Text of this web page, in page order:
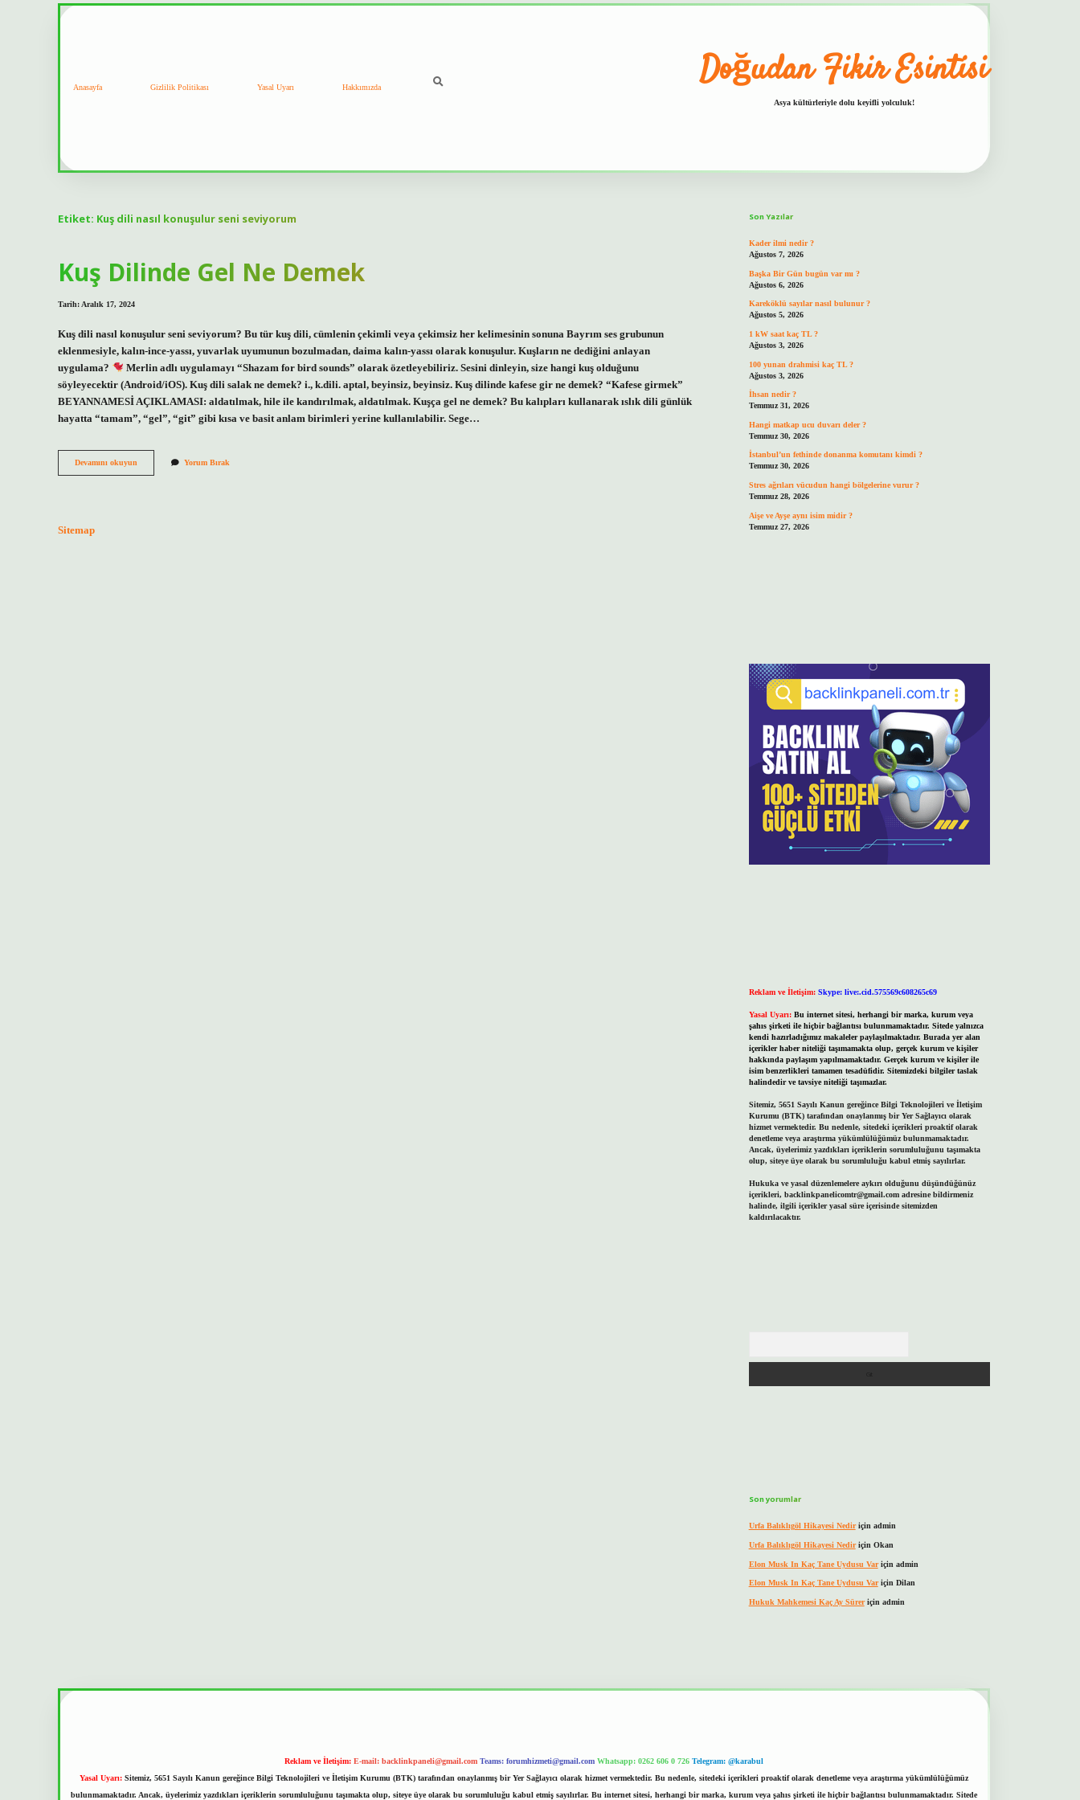
Anasayfa Gizlilik Politikası Yasal Uyarı Hakkımızda Doğudan Fikir Esintisi
Asya kültürleriyle dolu keyifli yolculuk!
Etiket: Kuş dili nasıl konuşulur seni seviyorum
Kuş Dilinde Gel Ne Demek
Tarih: Aralık 17, 2024
Kuş dili nasıl konuşulur seni seviyorum? Bu tür kuş dili, cümlenin çekimli veya çekimsiz her kelimesinin sonuna Bayrım ses grubunun
eklenmesiyle, kalın-ince-yassı, yuvarlak uyumunun bozulmadan, daima kalın-yassı olarak konuşulur. Kuşların ne dediğini anlayan
uygulama?
Merlin adlı uygulamayı “Shazam for bird sounds” olarak özetleyebiliriz. Sesini dinleyin, size hangi kuş olduğunu
söyleyecektir (Android/iOS). Kuş dili salak ne demek? i., k.dili. aptal, beyinsiz, beyinsiz. Kuş dilinde kafese gir ne demek? “Kafese girmek”
BEYANNAMESİ AÇIKLAMASI: aldatılmak, hile ile kandırılmak, aldatılmak. Kuşça gel ne demek? Bu kalıpları kullanarak ıslık dili günlük
hayatta “tamam”, “gel”, “git” gibi kısa ve basit anlam birimleri yerine kullanılabilir. Sege…
Devamını okuyun
Dilinde
Yorum Bırak
Sitemap
Son Yazılar
Kader ilmi nedir ?
Ağustos 7, 2026
Başka Bir Gün bugün var mı ?
Ağustos 6, 2026
Kareköklü sayılar nasıl bulunur ?
Ağustos 5, 2026
1 kW saat kaç TL ?
Ağustos 3, 2026
100 yunan drahmisi kaç TL ?
Ağustos 3, 2026
İhsan nedir ?
Temmuz 31, 2026
Hangi matkap ucu duvarı deler ?
Temmuz 30, 2026
İstanbul’un fethinde donanma komutanı kimdi ?
Temmuz 30, 2026
Stres ağrıları vücudun hangi bölgelerine vurur ?
Temmuz 28, 2026
Aişe ve Ayşe aynı isim midir ?
Temmuz 27, 2026
Reklam ve İletişim: Skype: live:.cid.575569c608265c69
Yasal Uyarı: Bu internet sitesi, herhangi bir marka, kurum veya
şahıs şirketi ile hiçbir bağlantısı bulunmamaktadır. Sitede yalnızca
kendi hazırladığımız makaleler paylaşılmaktadır. Burada yer alan
içerikler haber niteliği taşımamakta olup, gerçek kurum ve kişiler
hakkında paylaşım yapılmamaktadır. Gerçek kurum ve kişiler ile
isim benzerlikleri tamamen tesadüfidir. Sitemizdeki bilgiler taslak
halindedir ve tavsiye niteliği taşımazlar.
Sitemiz, 5651 Sayılı Kanun gereğince Bilgi Teknolojileri ve İletişim
Kurumu (BTK) tarafından onaylanmış bir Yer Sağlayıcı olarak
hizmet vermektedir. Bu nedenle, sitedeki içerikleri proaktif olarak
denetleme veya araştırma yükümlülüğümüz bulunmamaktadır.
Ancak, üyelerimiz yazdıkları içeriklerin sorumluluğunu taşımakta
olup, siteye üye olarak bu sorumluluğu kabul etmiş sayılırlar.
Hukuka ve yasal düzenlemelere aykırı olduğunu düşündüğünüz
içerikleri, backlinkpanelicomtr@gmail.comadresine bildirmeniz
halinde, ilgili içerikler yasal süre içerisinde sitemizden
kaldırılacaktır.
Son yorumlar
Urfa Balıklıgöl Hikayesi Nediriçin admin
Urfa Balıklıgöl Hikayesi Nediriçin Okan
Elon Musk In Kaç Tane Uydusu Variçin admin
Elon Musk In Kaç Tane Uydusu Variçin Dilan
Hukuk Mahkemesi Kaç Ay Süreriçin admin
Reklam ve İletişim: E-mail: backlinkpaneli@gmail.com Teams: forumhizmeti@gmail.com Whatsapp: 0262 606 0 726 Telegram: @karabul
Yasal Uyarı: Sitemiz, 5651 Sayılı Kanun gereğince Bilgi Teknolojileri ve İletişim Kurumu (BTK) tarafından onaylanmış bir Yer Sağlayıcı olarak hizmet vermektedir. Bu nedenle, sitedeki içerikleri proaktif olarak denetleme veya araştırma yükümlülüğümüz
bulunmamaktadır. Ancak, üyelerimiz yazdıkları içeriklerin sorumluluğunu taşımakta olup, siteye üye olarak bu sorumluluğu kabul etmiş sayılırlar. Bu internet sitesi, herhangi bir marka, kurum veya şahıs şirketi ile hiçbir bağlantısı bulunmamaktadır. Sitede